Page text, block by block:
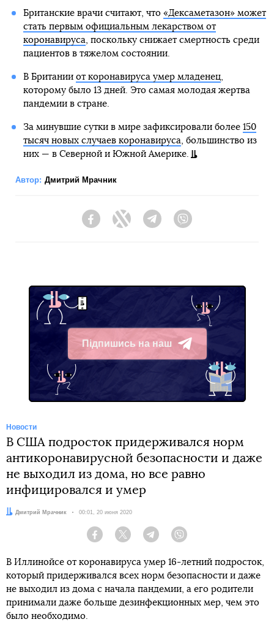
Британские врачи считают, что «Дексаметазон» может
стать первым официальным лекарством от
коронавируса, поскольку снижает смертность среди
пациентов в тяжелом состоянии.
В Британии от коронавируса умер младенец,
которому было 13 дней. Это самая молодая жертва
пандемии в стране.
За минувшие сутки в мире зафиксировали более 150
тысяч новых случаев коронавируса, большинство из
них — в Северной и Южной Америке.
Автор: Дмитрий Мрачник
FacebookTwitter Telegram
Підпишись на наш
Telegram
Новости
В США подросток придерживался норм
антикоронавирусной безопасности и даже
не выходил из дома, но все равно
инфицировался и умер
Автор:
Дмитрий Мрачник Дата:
00:01, 20 июня 2020
Facebook Twitter Telegram
В Иллинойсе от коронавируса умер 16-летний подросток,
который придерживался всех норм безопасности и даже
не выходил из дома с начала пандемии, а его родители
принимали даже больше дезинфекционных мер, чем это
было необходимо.